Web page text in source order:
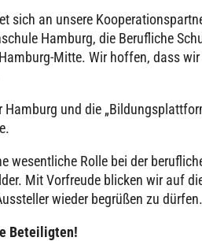
sich an unsere
Hamburg, die Beruf­li­che
Mitte. Wir hoffen, dass
und die
wesent­li­che Rolle bei der
Mit Vor­freude blicken wir auf
wieder begrüßen zu dürfen.
Betei­lig­ten!